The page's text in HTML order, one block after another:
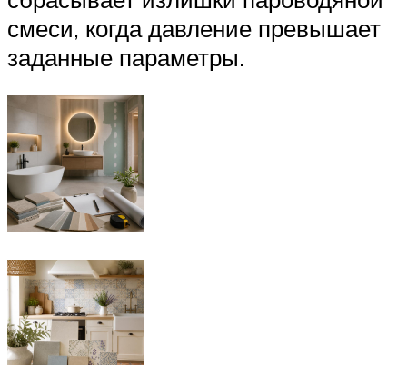
смеси, когда давление превышает
заданные параметры.